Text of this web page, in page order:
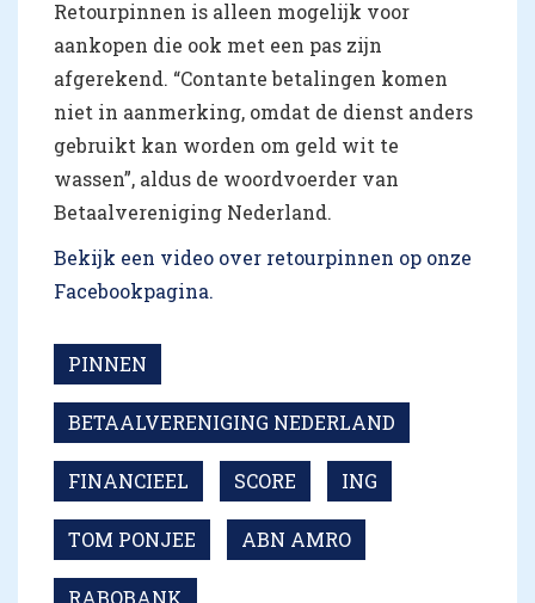
Retourpinnen is alleen mogelijk voor
aankopen die ook met een pas zijn
afgerekend. “Contante betalingen komen
niet in aanmerking, omdat de dienst anders
gebruikt kan worden om geld wit te
wassen”, aldus de woordvoerder van
Betaalvereniging Nederland.
Bekijk een video over retourpinnen op onze
Facebookpagina.
PINNEN
BETAALVERENIGING NEDERLAND
FINANCIEEL SCORE ING
TOM PONJEE ABN AMRO
RABOBANK